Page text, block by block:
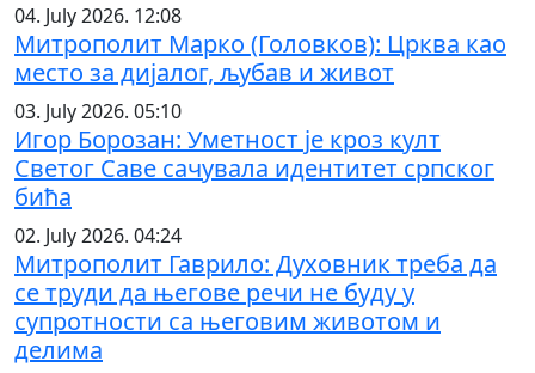
04. July 2026. 12:08
Митрополит Марко (Головков): Црква као
место за дијалог, љубав и живот
03. July 2026. 05:10
Игор Борозан: Уметност је кроз култ
Светог Саве сачувала идентитет српског
бића
02. July 2026. 04:24
Митрополит Гаврило: Духовник треба да
се труди да његове речи не буду у
супротности са његовим животом и
делима